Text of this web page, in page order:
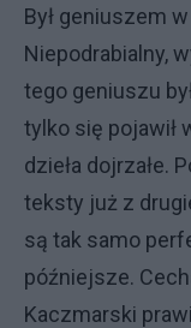
Był geniuszem
Niepodrabialny,
tego geniuszu
tylko się pojawił
dzieła dojrzałe.
teksty już z
są tak samo
późniejsze.
Kaczmarski